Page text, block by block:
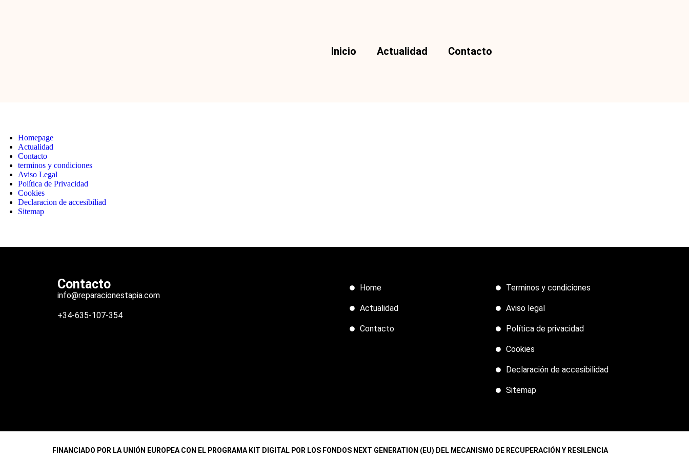
Inicio Actualidad Contacto
Homepage
Actualidad
Contacto
terminos y condiciones
Aviso Legal
Política de Privacidad
Cookies
Declaracion de accesibiliad
Sitemap
Contacto
info@reparacionestapia.com
+34-635-107-354
Home
Actualidad
Contacto
Terminos y condiciones
Aviso legal
Política de privacidad
Cookies
Declaración de accesibilidad
Sitemap
FINANCIADO POR LA UNIÓN EUROPEA CON EL PROGRAMA KIT DIGITAL POR LOS FONDOS NEXT GENERATION (EU) DEL MECANISMO DE RECUPERACIÓN Y RESILENCIA